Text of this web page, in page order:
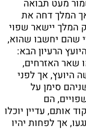
מעט תבואה
המלך דחה את
המלך יישאר שפוי
שהם יחשבו שהוא,
הרעיון הבא:
שאר האזרחים,
היועץ, אך לפני
סימן על
הם
אותם, עדיין יוכלו
אך לפחות יהיו